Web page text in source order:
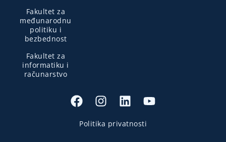
Fakultet za
međunarodnu
politiku i
bezbednost
Fakultet za
informatiku i
računarstvo
Politika privatnosti